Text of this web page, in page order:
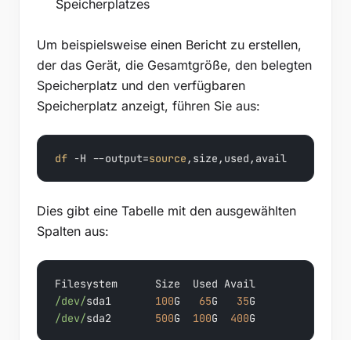
Speicherplatzes
Um beispielsweise einen Bericht zu erstellen,
der das Gerät, die Gesamtgröße, den belegten
Speicherplatz und den verfügbaren
Speicherplatz anzeigt, führen Sie aus:
df -H --output=source ,size,used,avail
Dies gibt eine Tabelle mit den ausgewählten
Spalten aus:
/dev/sda1 100G 65G 35
/dev/sda2 500G 100G 400G